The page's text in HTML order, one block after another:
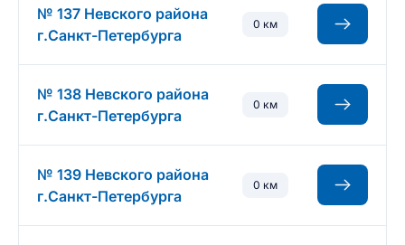
№ 137 Невского района
г.Санкт-Петербурга
0 км
№ 138 Невского района
г.Санкт-Петербурга
0 км
№ 139 Невского района
г.Санкт-Петербурга
0 км